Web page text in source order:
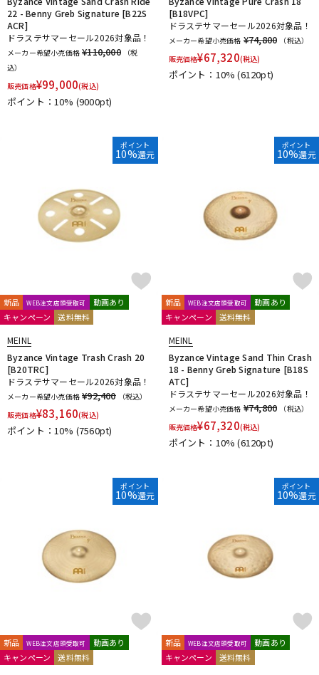
22 - Benny Greb Signature [B22S
ACR]
ドラステサマーセール2026対象品！
メーカー希望小売価格 ¥110,000
（税
込）
販売価格¥99,000(税込)
ポイント：10% (9000pt)
[B18VPC]
ドラステサマーセール2026対象品！
メーカー希望小売価格 ¥74,800
（税込）
販売価格¥67,320(税込)
ポイント：10%(6120pt)
ポイント
10%還元
新品 WEB注文店頭受取可
動画あり
キャンペーン
送料無料
MEINL
Byzance Vintage Trash Crash 20
[B20TRC]
ドラステサマーセール2026対象品！
メーカー希望小売価格 ¥92,400
（税込）
販売価格¥83,160(税込)
ポイント：10% (7560pt)
ポイント
10%還元
新品 WEB注文店頭受取可
動画あり
キャンペーン
送料無料
MEINL
Byzance Vintage Sand Thin Crash
18 - Benny Greb Signature [B18S
ATC]
ドラステサマーセール2026対象品！
メーカー希望小売価格 ¥74,800
（税込）
販売価格¥67,320(税込)
ポイント：10%(6120pt)
ポイント
10%還元
新品 WEB注文店頭受取可
動画あり
キャンペーン
送料無料
ポイント
10%還元
新品 WEB注文店頭受取可
動画あり
キャンペーン
送料無料